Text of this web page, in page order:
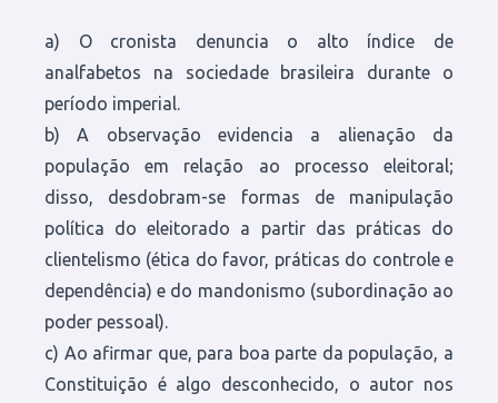
a) O cronista denuncia o alto índice de
analfabetos na sociedade brasileira durante o
período imperial.
b) A observação evidencia a alienação da
população em relação ao processo eleitoral;
disso, desdobram-se formas de manipulação
política do eleitorado a partir das práticas do
clientelismo (ética do favor, práticas do controle e
dependência) e do mandonismo (subordinação ao
poder pessoal).
c) Ao afirmar que, para boa parte da população, a
Constituição é algo desconhecido, o autor nos